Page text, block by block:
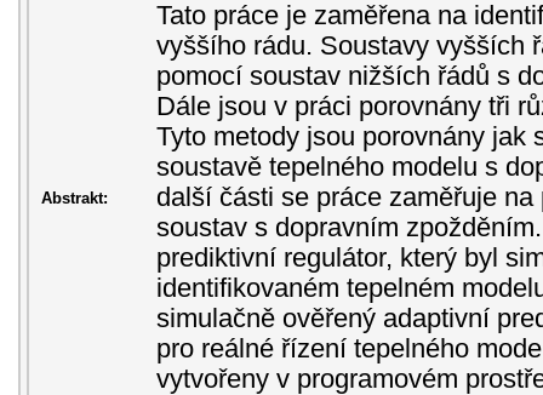
Abstrakt:
Tato práce je zaměřena na
vyššího rádu. Soustavy vyšších
pomocí soustav nižších řádů s
Dále jsou v práci porovnány tři
Tyto metody jsou porovnány jak
soustavě tepelného modelu s
další části se práce zaměřuje
soustav s dopravním
prediktivní regulátor, který byl
identifikovaném tepelném
simulačně ověřený adaptivní
pro reálné řízení tepelného
vytvořeny v programovém